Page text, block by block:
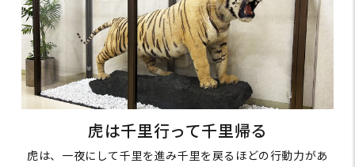
虎は千里行って千里帰る
虎は、一夜にして千里を進み千里を戻るほどの行動力があ